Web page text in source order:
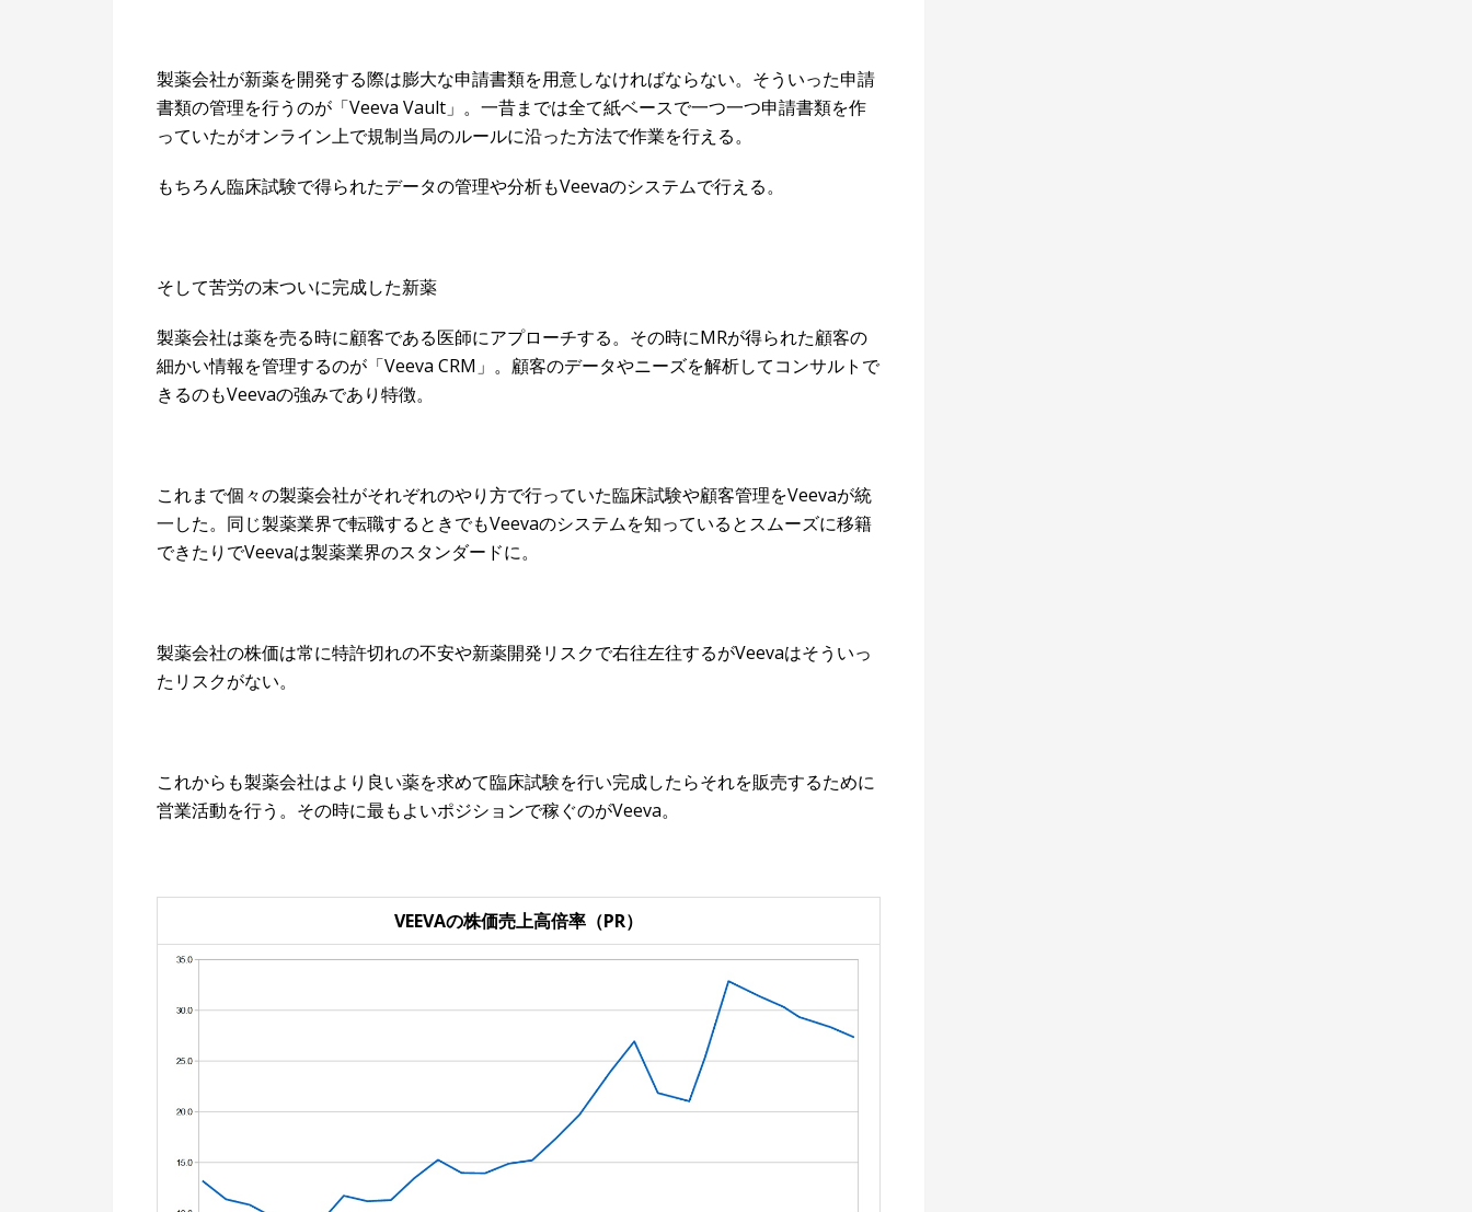
製薬会社が新薬を開発する際は膨大な申請書類を用意しなければならない。そういった申請
書類の管理を行うのが「Veeva Vault」。一昔までは全て紙ベースで一つ一つ申請書類を作
っていたがオンライン上で規制当局のルールに沿った方法で作業を行える。
もちろん臨床試験で得られたデータの管理や分析もVeevaのシステムで行える。
そして苦労の末ついに完成した新薬
製薬会社は薬を売る時に顧客である医師にアプローチする。その時にMRが得られた顧客の
細かい情報を管理するのが「Veeva CRM」。顧客のデータやニーズを解析してコンサルトで
きるのもVeevaの強みであり特徴。
これまで個々の製薬会社がそれぞれのやり方で行っていた臨床試験や顧客管理をVeevaが統
一した。同じ製薬業界で転職するときでもVeevaのシステムを知っているとスムーズに移籍
できたりでVeevaは製薬業界のスタンダードに。
製薬会社の株価は常に特許切れの不安や新薬開発リスクで右往左往するがVeevaはそういっ
たリスクがない。
これからも製薬会社はより良い薬を求めて臨床試験を行い完成したらそれを販売するために
営業活動を行う。その時に最もよいポジションで稼ぐのがVeeva。
VEEVAの株価売上高倍率（PR）